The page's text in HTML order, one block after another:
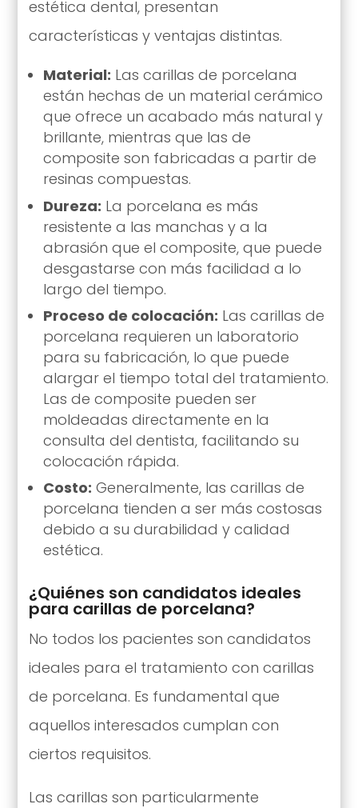
estética dental, presentan
características y ventajas distintas.
Material: Las carillas de porcelana
están hechas de un material cerámico
que ofrece un acabado más natural y
brillante, mientras que las de
composite son fabricadas a partir de
resinas compuestas.
Dureza: La porcelana es más
resistente a las manchas y a la
abrasión que el composite, que puede
desgastarse con más facilidad a lo
largo del tiempo.
Proceso de colocación: Las carillas de
porcelana requieren un laboratorio
para su fabricación, lo que puede
alargar el tiempo total del tratamiento.
Las de composite pueden ser
moldeadas directamente en la
consulta del dentista, facilitando su
colocación rápida.
Costo: Generalmente, las carillas de
porcelana tienden a ser más costosas
debido a su durabilidad y calidad
estética.
¿Quiénes son candidatos ideales
para carillas de porcelana?
No todos los pacientes son candidatos
ideales para el tratamiento con carillas
de porcelana. Es fundamental que
aquellos interesados cumplan con
ciertos requisitos.
Las carillas son particularmente